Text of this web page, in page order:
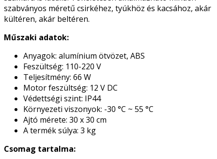
szabványos méretű csirkéhez, tyúkhöz és kacsához, akár
kültéren, akár beltéren.
Műszaki adatok:
Anyagok: alumínium ötvözet, ABS
Feszültség: 110-220 V
Teljesítmény: 66 W
Motor feszültség: 12 V DC
Védettségi szint: IP44
Környezeti viszonyok: -30 °C ~ 55 °C
Ajtó mérete: 30 x 30 cm
A termék súlya: 3 kg
Csomag tartalma: